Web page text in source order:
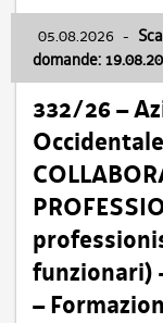
05.08.2026 -
domande:
332/26 –
funzionari)
–